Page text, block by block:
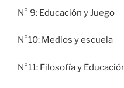
N° 9: Educación y Juego
N°10: Medios y escuela
N°11: Filosofía y